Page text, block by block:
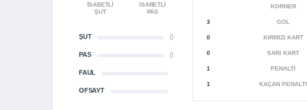
KORNER
3 GOL
0 KIRMIZI KART
0 SARI KART
1 PENALTI
1 KAÇAN PENALTI
İSABETLI
ŞUT
İSABETLI
PAS
ŞUT ()
PAS ()
FAUL
OFSAYT